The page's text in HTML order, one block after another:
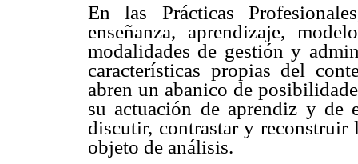
En las Prácticas
enseñanza, aprendizaje,
modalidades de gestión y
características propias del
abren un abanico de
su actuación de aprendiz y de
discutir, contrastar y reconstruir
objeto de análisis.